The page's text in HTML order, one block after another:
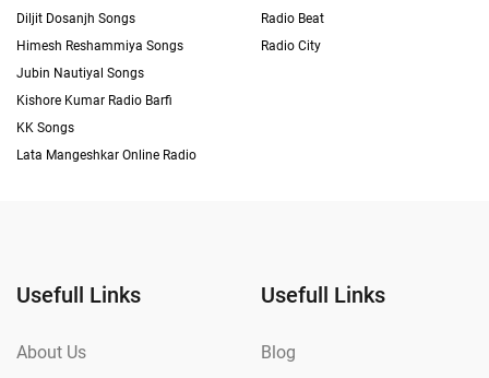
Diljit Dosanjh Songs
Himesh Reshammiya Songs
Jubin Nautiyal Songs
Kishore Kumar Radio Barfi
KK Songs
Lata Mangeshkar Online Radio
Radio Beat
Radio City
Usefull Links
About Us
Usefull Links
Blog